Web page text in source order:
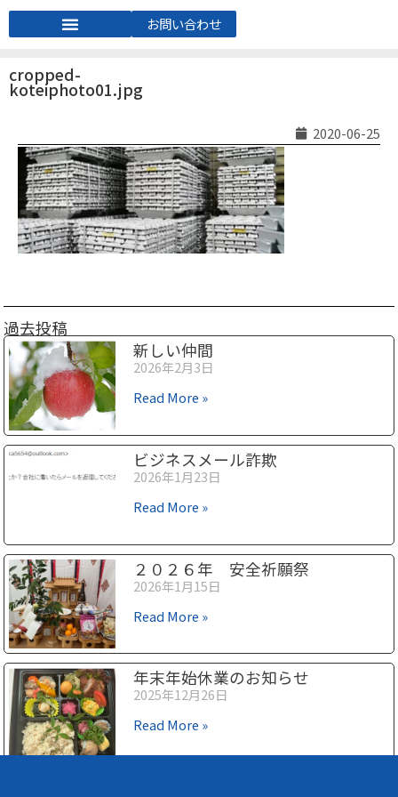
お問い合わせ
cropped-
koteiphoto01.jpg
2020-06-25
過去投稿
新しい仲間
2026年2月3日
Read More »
ビジネスメール詐欺
2026年1月23日
Read More »
２０２６年 安全祈願祭
2026年1月15日
Read More »
年末年始休業のお知らせ
2025年12月26日
Read More »